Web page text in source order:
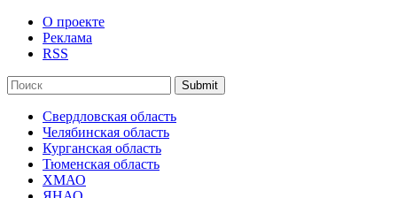
О проекте
Реклама
RSS
Submit
Свердловская область
Челябинская область
Курганская область
Тюменская область
ХМАО